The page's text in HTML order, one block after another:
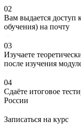
02
Вам выдается доступ
обучения) на почту
03
Изучаете
после изучения
04
Сдаёте итоговое
России
Записаться на курс